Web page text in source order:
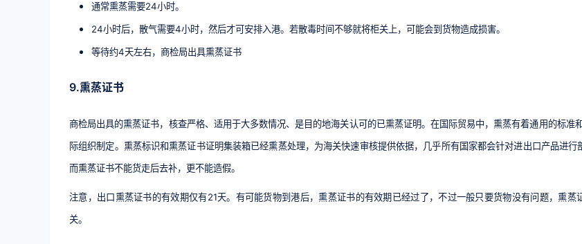
通常熏蒸需要24小时。
24小时后，散气需要4小时，然后才可安排入港。若散毒时间不够就将柜关上，可能会到货物造成损害。
等待约4天左右，商检局出具熏蒸证书
9.熏蒸证书
商检局出具的熏蒸证书，核查严格、适用于大多数情况、是目的地海关认可的已熏蒸证明。在国际贸易中，熏蒸有着通用的标准
际组织制定。熏蒸标识和熏蒸证书证明集装箱已经熏蒸处理，为海关快速审核提供依据，几乎所有国家都会针对进出口产品进行
而熏蒸证书不能货走后去补，更不能造假。
注意，出口熏蒸证书的有效期仅有21天。有可能货物到港后，熏蒸证书的有效期已经过了，不过一般只要货物没有问题，熏蒸
关。